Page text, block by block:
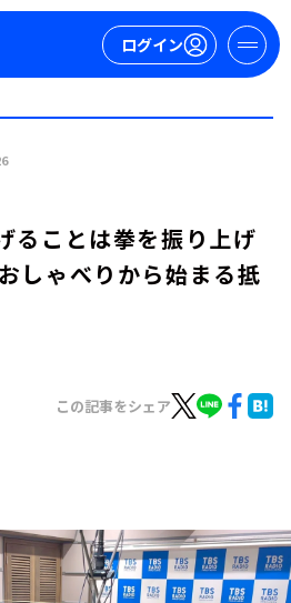
ログイン
ることは拳を振り上げ
しゃべりから始まる抵
この記事をシェア